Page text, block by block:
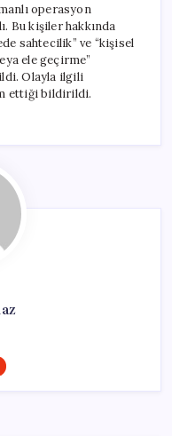
operasyon
Bu kişiler hakkında
sahtecilik” ve “kişisel
ele geçirme”
Olayla ilgili
ettiği bildirildi.